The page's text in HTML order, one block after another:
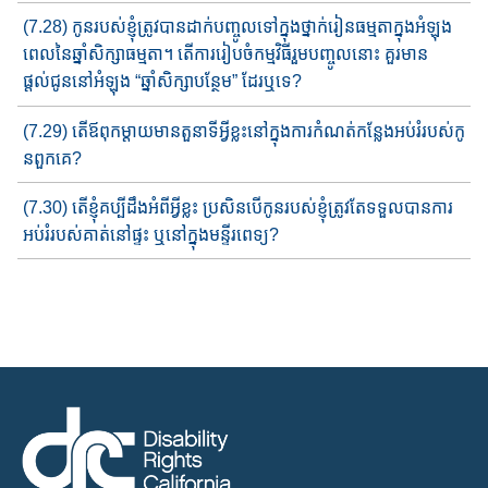
(7.28) កូនរបស់ខ្ញុំត្រូវបានដាក់បញ្ចូលទៅក្នុងថ្នាក់រៀនធម្មតាក្នុង​អំ​ឡុង​
ពេលនៃឆ្នាំសិក្សាធម្មតា។ តើការរៀបចំ​កម្មវិធីរួមបញ្ចូលនោះ គួរ​មាន​
ផ្តល់ជូន​នៅអំឡុង​ “ឆ្នាំសិក្សាបន្ថែម​” ដែរឬទេ?
(7.29) តើឪពុកម្ដាយមានតួនាទីអ្វីខ្លះ​នៅ​​ក្នុងការកំណត់កន្លែងអប់រំ​របស់​​កូ​
នពួកគេ?
(7.30) តើខ្ញុំគប្បីដឹងអំពីអ្វីខ្លះ ប្រសិនបើកូនរប​ស់ខ្ញុំត្រូវ​តែទទួល​បាន​ការ​
អប់រំរបស់គាត់​នៅផ្ទះ ឬនៅក្នុង​មន្ទីរពេទ្យ​?